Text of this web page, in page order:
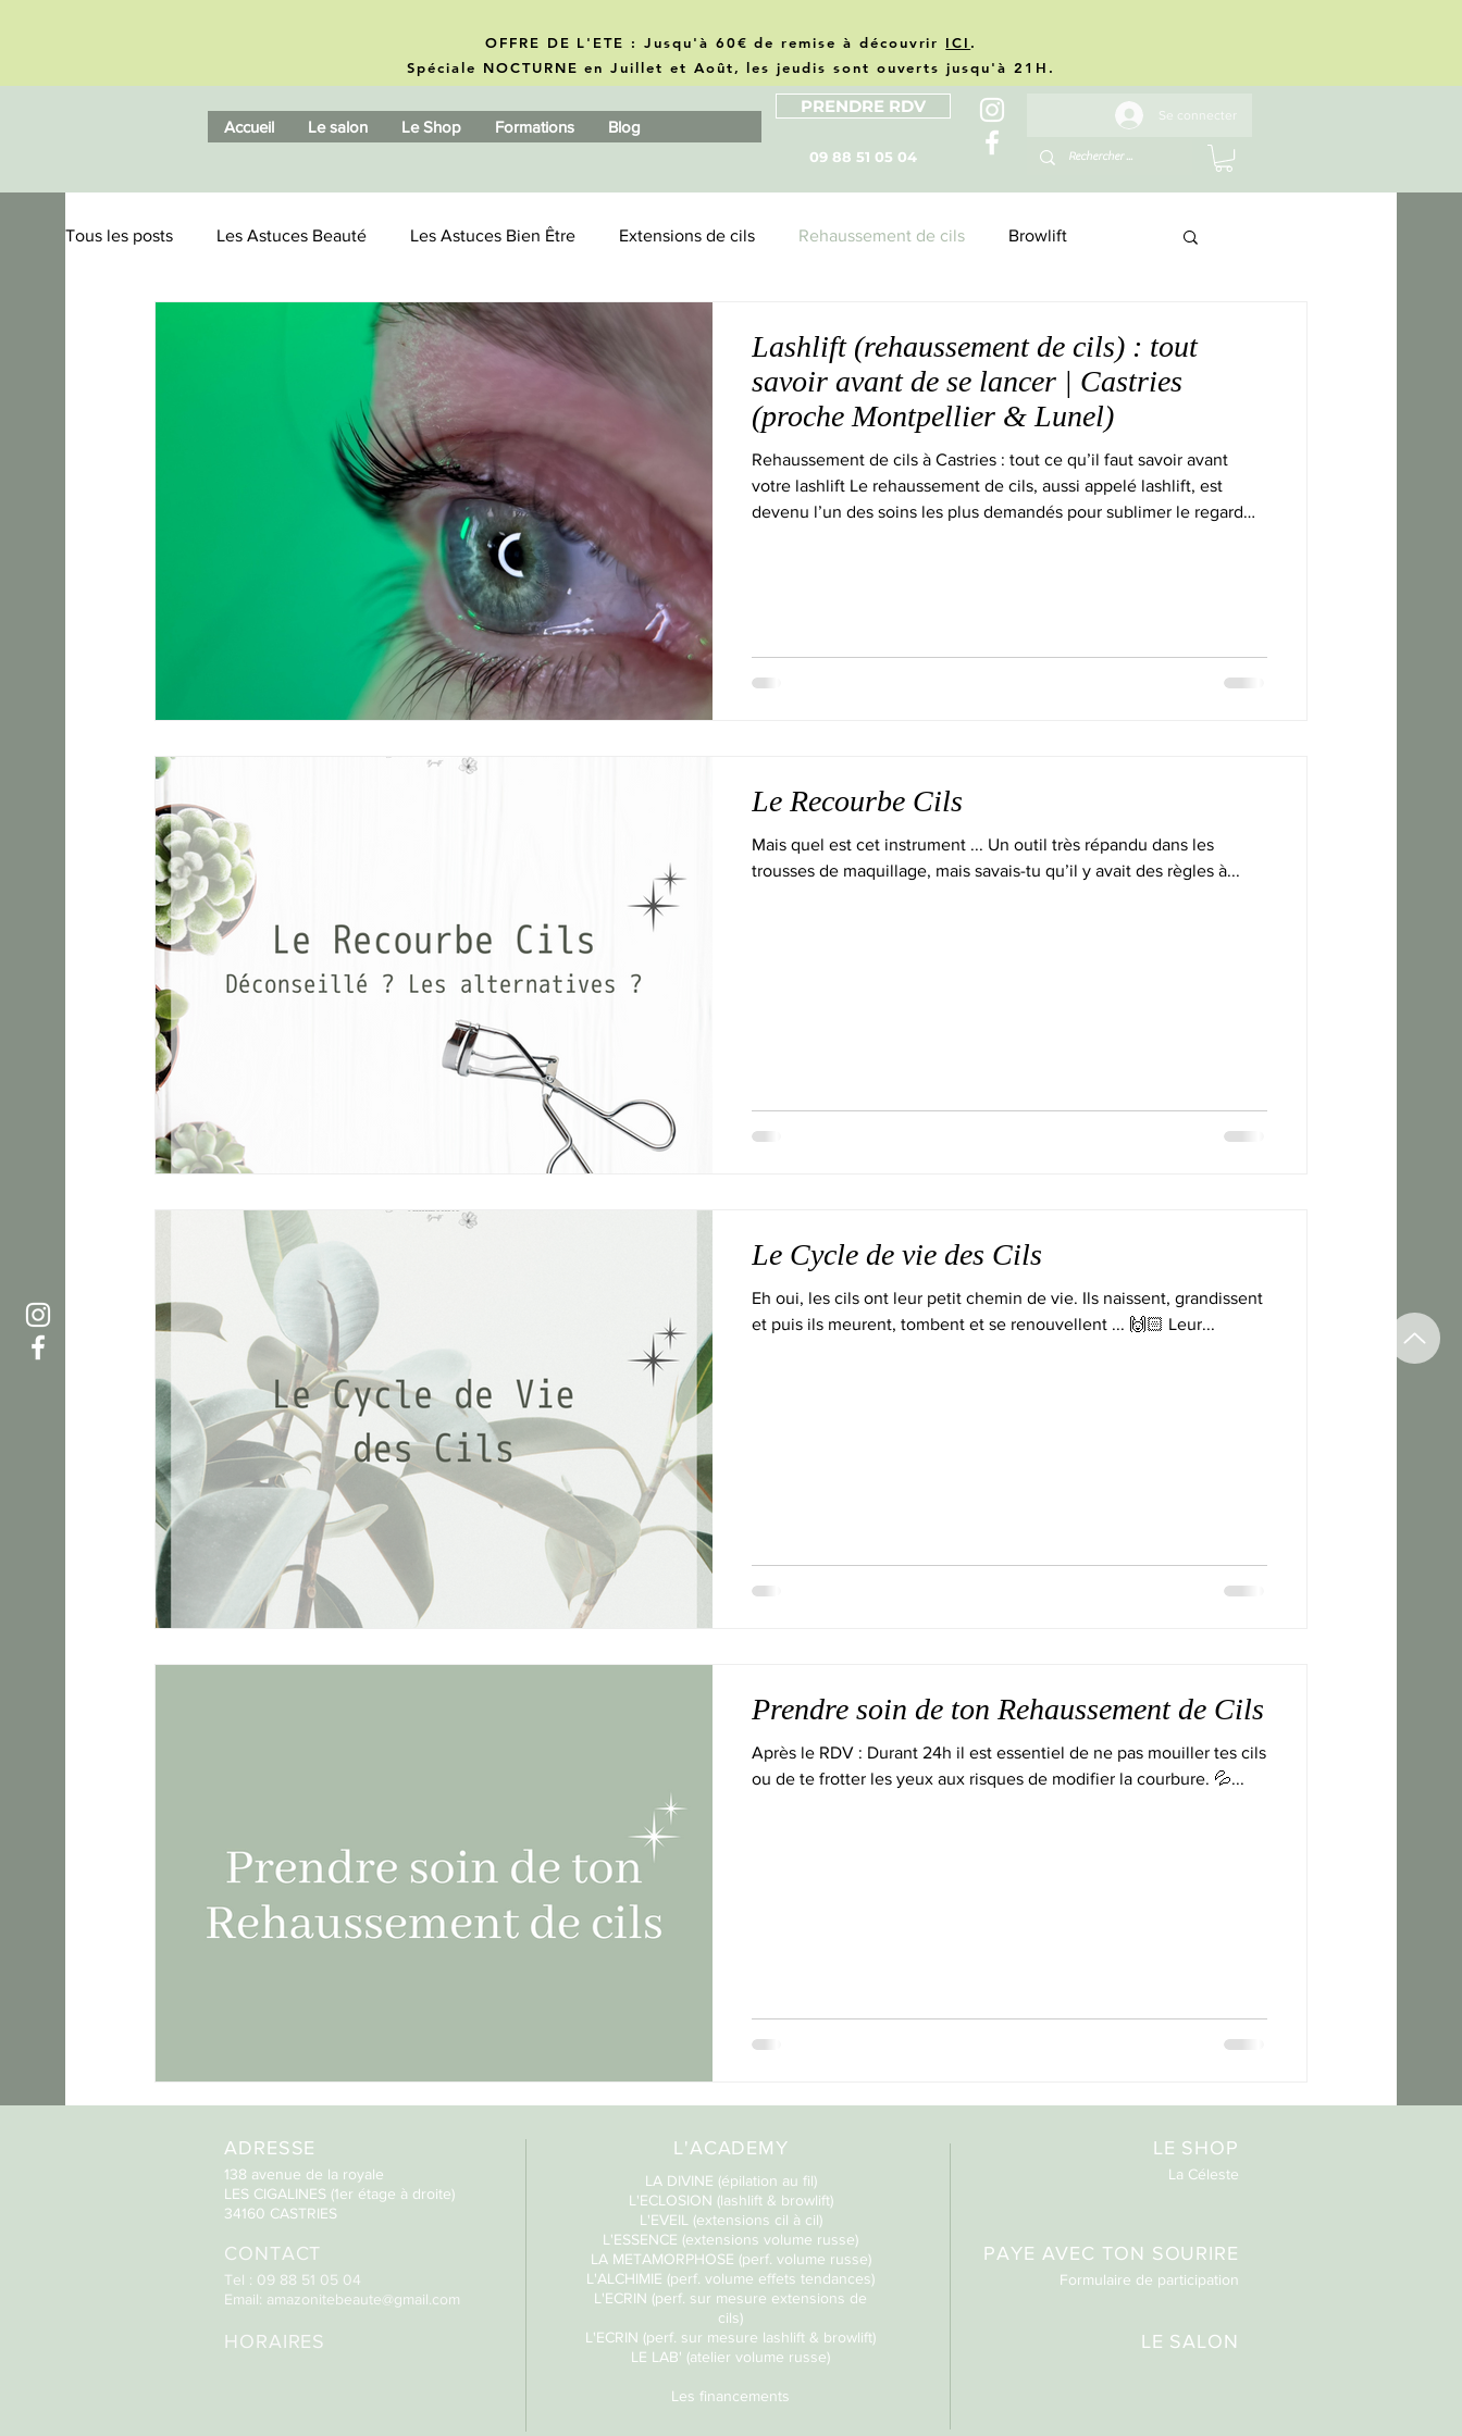
OFFRE DE L'ETE : Jusqu'à 60€ de remise à découvrir ICI .
Spéciale NOCTURNE en Juillet et Août, les jeudis sont ouverts jusqu'à 21H.
Accueil Le salon Le Shop Formations Blog
PRENDRE RDV
09 88 51 05 04
Se connecter
Tous les posts Les Astuces Beauté Les Astuces Bien Être Extensions de cils Rehaussement de cils Browlift
Amazonite Business
Lashlift (rehaussement de cils) : tout
savoir avant de se lancer | Castries
(proche Montpellier & Lunel)
Rehaussement de cils à Castries : tout ce qu’il faut savoir avant
votre lashlift Le rehaussement de cils, aussi appelé lashlift, est
devenu l’un des soins les plus demandés pour sublimer le regard
Le Recourbe Cils
Mais quel est cet instrument ... Un outil très répandu dans les
trousses de maquillage, mais savais-tu qu’il y avait des règles à...
Le Cycle de vie des Cils
Eh oui, les cils ont leur petit chemin de vie. Ils naissent, grandissent
et puis ils meurent, tombent et se renouvellent ... 🙌🏻 Leur...
Prendre soin de ton Rehaussement de Cils
Après le RDV : Durant 24h il est essentiel de ne pas mouiller tes cils
ou de te frotter les yeux aux risques de modifier la courbure. 💦...
ADRESSE
138 avenue de la royale
LES CIGALINES (1er étage à droite)
34160 CASTRIES
CONTACT
Tel : 09 88 51 05 04
Email: amazonitebeaute@gmail.com
HORAIRES
L'ACADEMY
LA DIVINE (épilation au fil)
L'ECLOSION (lashlift & browlift)
L'EVEIL (extensions cil à cil)
L'ESSENCE (extensions volume russe)
LA METAMORPHOSE (perf. volume russe)
L'ALCHIMIE (perf. volume effets tendances)
L'ECRIN (perf. sur mesure extensions de
cils)
L'ECRIN (perf. sur mesure lashlift & browlift)
LE LAB' (atelier volume russe)
Les financements
LE SHOP
La Céleste​
PAYE AVEC TON SOURIRE
Formulaire de participation
LE SALON